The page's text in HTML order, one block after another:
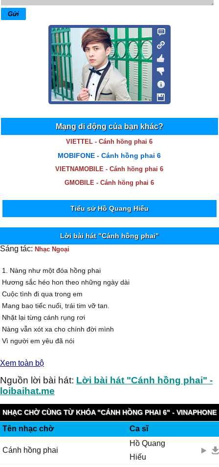
Mạng di động của bạn khác?
VIETTEL - Cánh hồng phai 6
MOBIFONE - Cánh hồng phai 6
VIETNAMOBILE - Cánh hồng phai 6
GMOBILE - Cánh hồng phai 6
Tiểu sử Hồ Quang Hiếu
Lời bài hát "Cánh hồng phai"
Sáng tác: Nhạc Ngoại
1. Nàng như một đóa hồng phai
Hương sắc héo hon theo những ngày dài
Cuộc tình đi qua trong em
Mang bao tiếc nuối, trái tim vỡ tan.
Nhặt lại từng cánh rụng rơi
Nàng vẫn xót xa cho chính đời mình
Vì người em yêu đã nói
Thế gian là em.
[ĐK:]
Khi em như hoa nhạt màu
Những phút ân ái lần đầu
Cho tim càng thêm nhói đau.
Cánh hoa tàn
Dưới chân nàng
Xem toàn bộ
Nguồn lời bài hát: Lời bài hát "Cánh hồng phai" -
loibaihat.me
NHẠC CHỜ CÙNG TỪ KHÓA "CÁNH HỒNG PHAI 6" - VINAPHONE
Tên nhạc chờ Ca sĩ
Cánh hồng phai
Hồ Quang
Hiếu